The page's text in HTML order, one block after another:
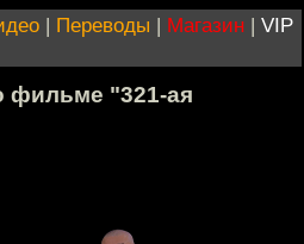
| Переводы | Магазин | VIP
фильме "321-ая